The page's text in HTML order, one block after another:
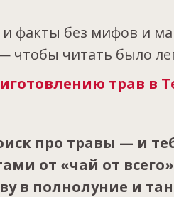
факты без мифов и
читать было
трав в
про травы — и
от «чай от
в полнолуние и